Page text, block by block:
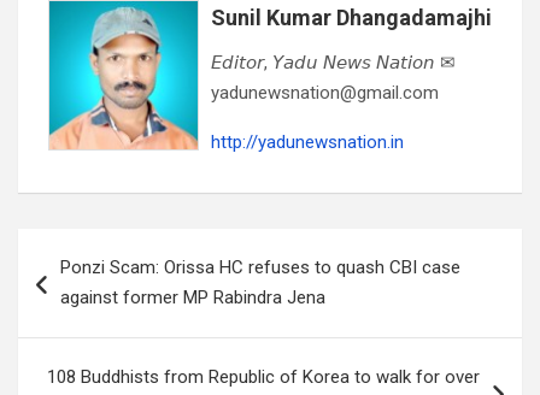
Sunil Kumar Dhangadamajhi
𝘌𝘥𝘪𝘵𝘰𝘳, 𝘠𝘢𝘥𝘶 𝘕𝘦𝘸𝘴 𝘕𝘢𝘵𝘪𝘰𝘯 ✉
yadunewsnation@gmail.com
http://yadunewsnation.in
navigation
Ponzi Scam: Orissa HC refuses to quash CBI case
against former MP Rabindra Jena
108 Buddhists from Republic of Korea to walk for over